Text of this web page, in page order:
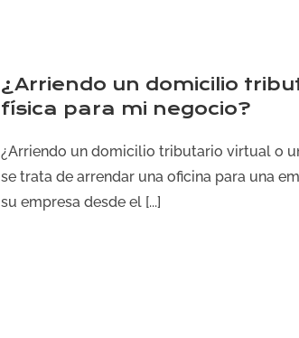
¿Arriendo un domicilio
física para mi negocio?
¿Arriendo un domicilio tributario virtual o
se trata de arrendar una oficina para una
su empresa desde el [...]